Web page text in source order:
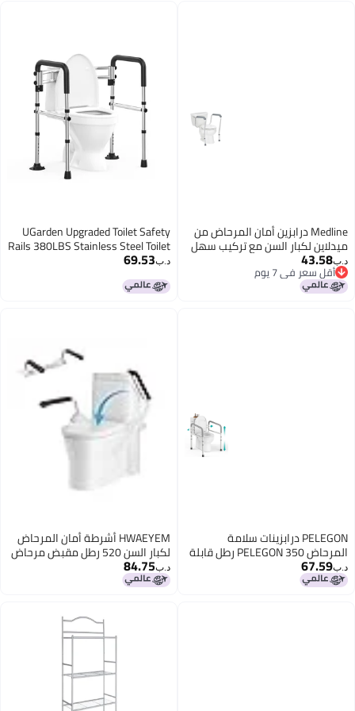
Medline درابزين أمان المرحاض من
ميدلاين لكبار السن مع تركيب سهل
وإطار مرحاض قابل للتعديل في
الارتفاع درابزين مساعد للحمام مع
مساند للذراعين أمان الحمام سعة
د.ب‏43.58
أقل سعر في 7 يوم
أقل سعر في 7 يوم
UGarden Upgraded Toilet Safety
Rails 380LBS Stainless Steel Toilet
Rail Frame Adjustable Stand Alone
Toilet Support with NonSlip Grips
Suction CupsToolFree Assembly
د.ب‏69.53
PELEGON درابزينات سلامة
المرحاض PELEGON 350 رطل قابلة
للتعديل لدرابزينات سلامة المرحاض
للبالغين المسنين مقابض المرحاض
د.ب‏67.59
HWAEYEM أشرطة أمان المرحاض
لكبار السن 520 رطل مقبض مرحاض
قابل للتعديل لكبار السن وذوي
الإعاقة إطار أمان المرحاض قضبان
د.ب‏84.75